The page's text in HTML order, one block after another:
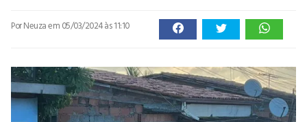
Por Neuzaem 05/03/2024 às 11:10